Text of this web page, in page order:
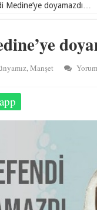
Medine’ye doyamazdı…
,Manşet